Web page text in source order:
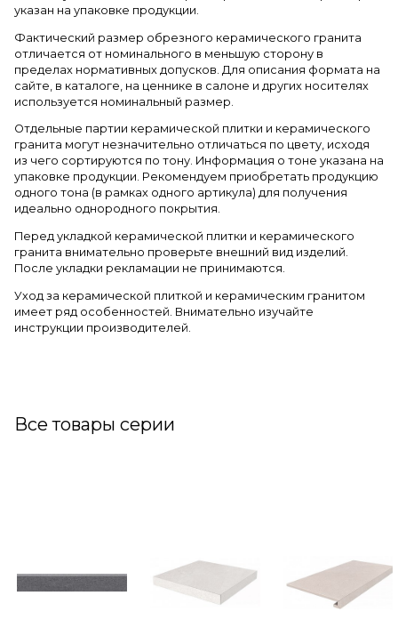
указан на упаковке продукции.
Фактический размер обрезного керамического гранита
отличается от номинального в меньшую сторону в
пределах нормативных допусков. Для описания формата на
сайте, в каталоге, на ценнике в салоне и других носителях
используется номинальный размер.
Отдельные партии керамической плитки и керамического
гранита могут незначительно отличаться по цвету, исходя
из чего сортируются по тону. Информация о тоне указана на
упаковке продукции. Рекомендуем приобретать продукцию
одного тона (в рамках одного артикула) для получения
идеально однородного покрытия.
Перед укладкой керамической плитки и керамического
гранита внимательно проверьте внешний вид изделий.
После укладки рекламации не принимаются.
Уход за керамической плиткой и керамическим гранитом
имеет ряд особенностей. Внимательно изучайте
инструкции производителей.
Все товары серии